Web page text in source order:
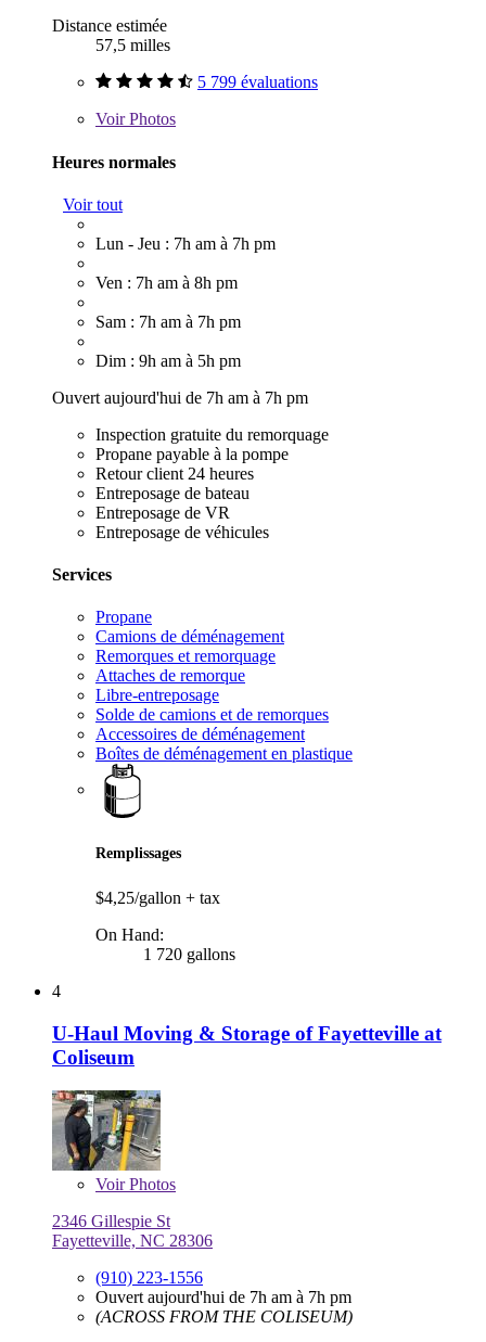
Distance estimée
57,5 milles
5 799 évaluations
VoirPhotos
Heures normales
Voir tout
Lun - Jeu : 7h am à 7h pm
Ven : 7h am à 8h pm
Sam : 7h am à 7h pm
Dim : 9h am à 5h pm
Ouvert aujourd'hui de 7h am à 7h pm
Inspection gratuite du remorquage
Propane payable à la pompe
Retour client 24 heures
Entreposage de bateau
Entreposage de VR
Entreposage de véhicules
Services
Propane
Camions de déménagement
Remorques et remorquage
Attaches de remorque
Libre-entreposage
Solde de camions et de remorques
Accessoires de déménagement
Boîtes de déménagement en plastique
Remplissages
$4,25/gallon + tax
On Hand:
1 720 gallons
4
U-Haul Moving & Storage of Fayetteville at
Coliseum
VoirPhotos
2346 Gillespie St
Fayetteville, NC 28306
(910) 223-1556
Ouvert aujourd'hui de 7h am à 7h pm
(ACROSS FROM THE COLISEUM)